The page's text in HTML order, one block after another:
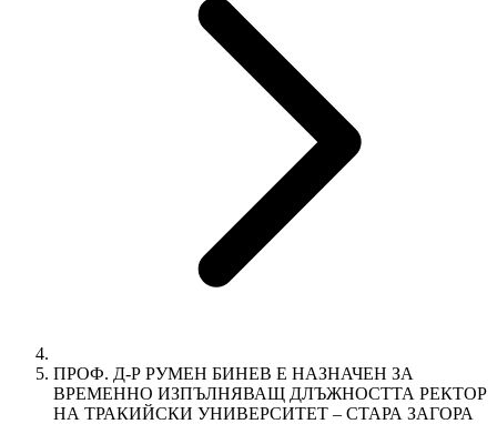
ПРОФ. Д-Р РУМЕН БИНЕВ Е НАЗНАЧЕН ЗА
ВРЕМЕННО ИЗПЪЛНЯВАЩ ДЛЪЖНОСТТА РЕКТОР
НА ТРАКИЙСКИ УНИВЕРСИТЕТ – СТАРА ЗАГОРА